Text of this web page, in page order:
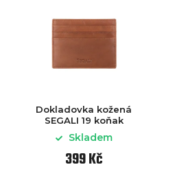
Dokladovka kožená
SEGALI 19 koňak
Skladem
399 Kč